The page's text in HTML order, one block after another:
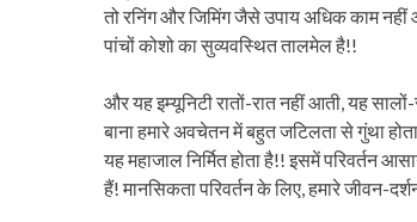
तो रनिंग और जिमिंग जैसे उपाय अधिक काम नहीं
पांचों कोशो का सुव्यवस्थित तालमेल है!!
और यह इम्यूनिटी रातों-रात नहीं आती, यह
बाना हमारे अवचेतन में बहुत जटिलता से गुंथा
यह महाजाल निर्मित होता है!! इसमें परिवर्तन
हैं! मानसिकता परिवर्तन के लिए, हमारे जीवन-